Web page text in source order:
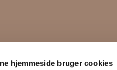
hjemmeside bruger cookies